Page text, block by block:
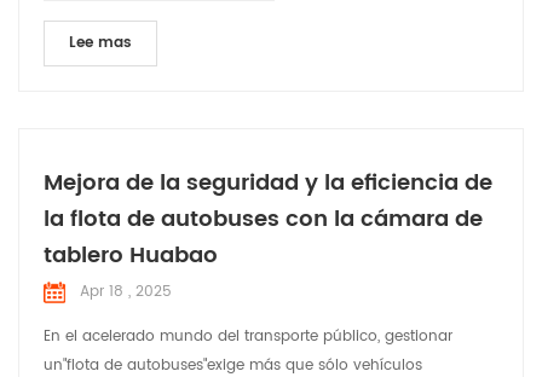
Lee mas
Mejora de la seguridad y la eficiencia de
la flota de autobuses con la cámara de
tablero Huabao
Apr 18 , 2025
En el acelerado mundo del transporte público, gestionar
un"flota de autobuses"exige más que sólo vehículos